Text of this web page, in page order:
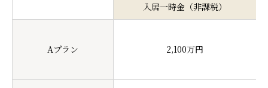
入居一時金（非課税）
Aプラン 2,100万円